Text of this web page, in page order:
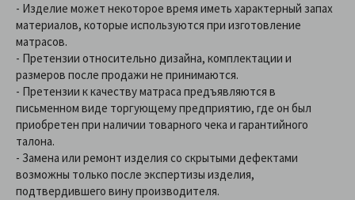
- Изделие может некоторое время иметь характерный запах
материалов, которые используются при изготовление
матрасов.
- Претензии относительно дизайна, комплектации и
размеров после продажи не принимаются.
- Претензии к качеству матраса предъявляются в
письменном виде торгующему предприятию, где он был
приобретен при наличии товарного чека и гарантийного
талона.
- Замена или ремонт изделия со скрытыми дефектами
возможны только после экспертизы изделия,
подтвердившего вину производителя.